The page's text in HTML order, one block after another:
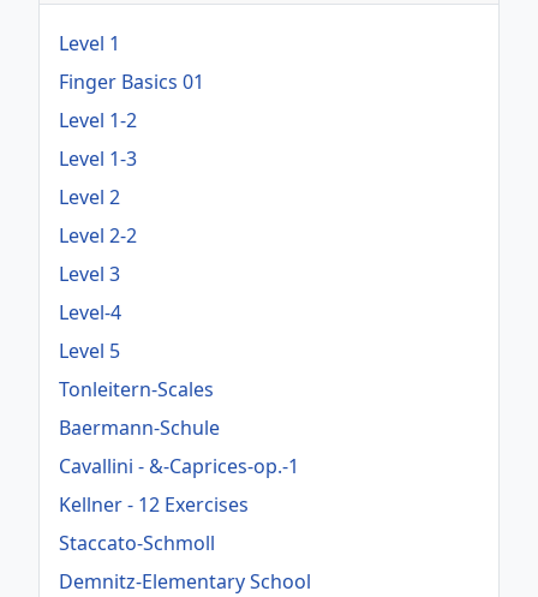
Level 1
Finger Basics 01
Level 1-2
Level 1-3
Level 2
Level 2-2
Level 3
Level-4
Level 5
Tonleitern-Scales
Baermann-Schule
Cavallini - &-Caprices-op.-1
Kellner - 12 Exercises
Staccato-Schmoll
Demnitz-Elementary School